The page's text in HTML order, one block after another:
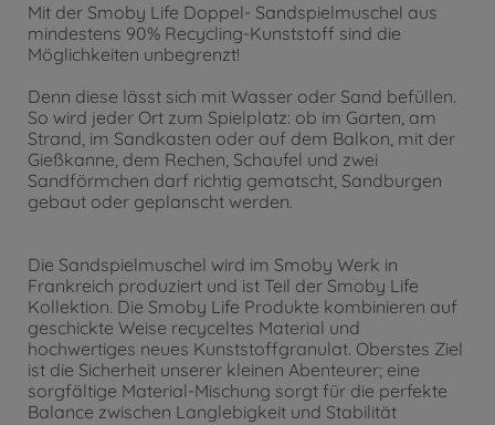
Mit der Smoby Life Doppel- Sandspielmuschel aus
mindestens 90% Recycling-Kunststoff sind die
Möglichkeiten unbegrenzt!
Denn diese lässt sich mit Wasser oder Sand befüllen.
So wird jeder Ort zum Spielplatz: ob im Garten, am
Strand, im Sandkasten oder auf dem Balkon, mit der
Gießkanne, dem Rechen, Schaufel und zwei
Sandförmchen darf richtig gematscht, Sandburgen
gebaut oder geplanscht werden.
Die Sandspielmuschel wird im Smoby Werk in
Frankreich produziert und ist Teil der Smoby Life
Kollektion. Die Smoby Life Produkte kombinieren auf
geschickte Weise recyceltes Material und
hochwertiges neues Kunststoffgranulat. Oberstes Ziel
ist die Sicherheit unserer kleinen Abenteurer; eine
sorgfältige Material-Mischung sorgt für die perfekte
Balance zwischen Langlebigkeit und Stabilität